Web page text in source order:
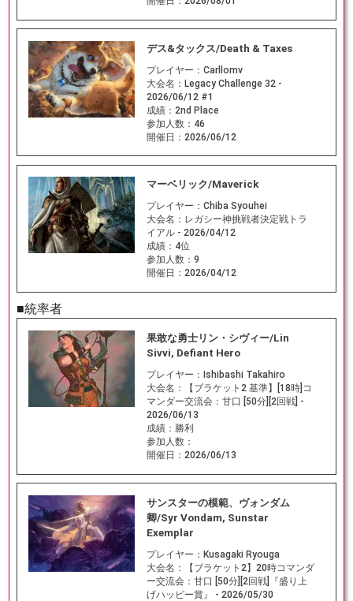
デス&タックス/Death & Taxes
プレイヤー： Carllomv
大会名： Legacy Challenge 32 -
2026/06/12 #1
成績： 2nd Place
参加人数： 46
開催日： 2026/06/12
マーベリック/Maverick
プレイヤー： Chiba Syouhei
大会名： レガシー神挑戦者決定戦トラ
イアル - 2026/04/12
成績： 4位
参加人数： 9
開催日： 2026/04/12
■統率者
果敢な勇士リン・シヴィー/Lin
Sivvi, Defiant Hero
プレイヤー： Ishibashi Takahiro
大会名：
【ブラケット2 基準】[18時]コ
マンダー交流会：甘口 [50分][2回戦] -
2026/06/13
成績： 勝利
参加人数：
開催日： 2026/06/13
サンスターの模範、ヴォンダム
卿/Syr Vondam, Sunstar
Exemplar
プレイヤー： Kusagaki Ryouga
大会名：
【ブラケット2】20時コマンダ
ー交流会：甘口 [50分][2回戦]『盛り上
げハッピー賞』 - 2026/05/30